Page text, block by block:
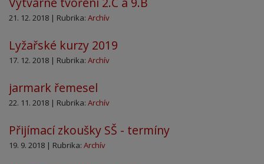
21. 12. 2018 | Rubrika: Archív
Lyžařské kurzy 2019
17. 12. 2018 | Rubrika: Archív
jarmark řemesel
22. 11. 2018 | Rubrika: Archív
Přijímací zkoušky SŠ - termíny
19. 9. 2018 | Rubrika: Archív